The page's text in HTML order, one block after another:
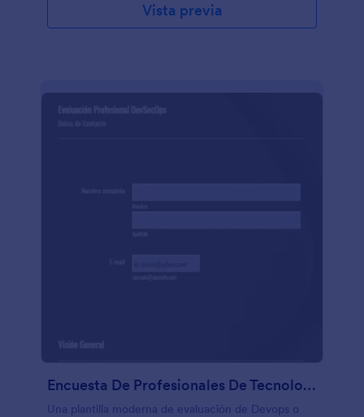
Vista previa
Encuesta De Profesionales De Tecnologías De Información
Una plantilla moderna de evaluación de Devops o